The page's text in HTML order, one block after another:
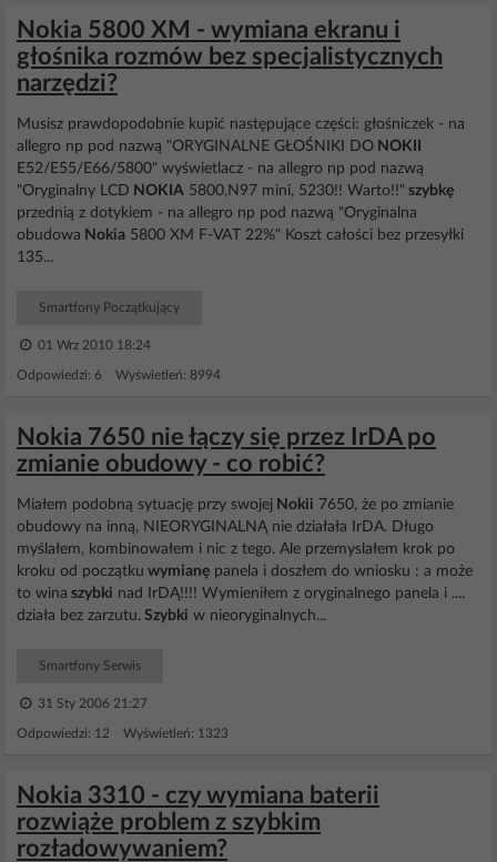
Nokia 5800 XM - wymiana ekranu i
głośnika rozmów bez specjalistycznych
narzędzi?
Musisz prawdopodobnie kupić następujące części: głośniczek - na
allegro np pod nazwą "ORYGINALNE GŁOŚNIKI DO NOKII
E52/E55/E66/5800" wyświetlacz - na allegro np pod nazwą
"Oryginalny LCD NOKIA 5800,N97 mini, 5230!! Warto!!" szybkę
przednią z dotykiem - na allegro np pod nazwą "Oryginalna
obudowa Nokia 5800 XM F-VAT 22%" Koszt całości bez przesyłki
135...
Smartfony Początkujący
01 Wrz 2010 18:24
Odpowiedzi: 6 Wyświetleń: 8994
Nokia 7650 nie łączy się przez IrDA po
zmianie obudowy - co robić?
Miałem podobną sytuację przy swojej Nokii 7650, że po zmianie
obudowy na inną, NIEORYGINALNĄ nie działała IrDA. Długo
myślałem, kombinowałem i nic z tego. Ale przemyslałem krok po
kroku od początku wymianę panela i doszłem do wniosku : a może
to wina szybki nad IrDĄ!!!! Wymieniłem z oryginalnego panela i ....
działa bez zarzutu. Szybki w nieoryginalnych...
Smartfony Serwis
31 Sty 2006 21:27
Odpowiedzi: 12 Wyświetleń: 1323
Nokia 3310 - czy wymiana baterii
rozwiąże problem z szybkim
rozładowywaniem?